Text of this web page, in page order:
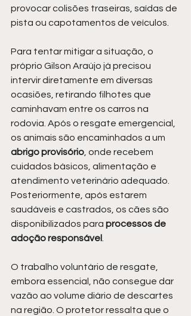
provocar colisões traseiras, saídas de
pista ou capotamentos de veículos.
Para tentar mitigar a situação, o
próprio Gilson Araújo já precisou
intervir diretamente em diversas
ocasiões, retirando filhotes que
caminhavam entre os carros na
rodovia. Após o resgate emergencial,
os animais são encaminhados a um
abrigo provisório, onde recebem
cuidados básicos, alimentação e
atendimento veterinário adequado.
Posteriormente, após estarem
saudáveis e castrados, os cães são
disponibilizados para processos de
adoção responsável.
O trabalho voluntário de resgate,
embora essencial, não consegue dar
vazão ao volume diário de descartes
na região. O protetor ressalta que o